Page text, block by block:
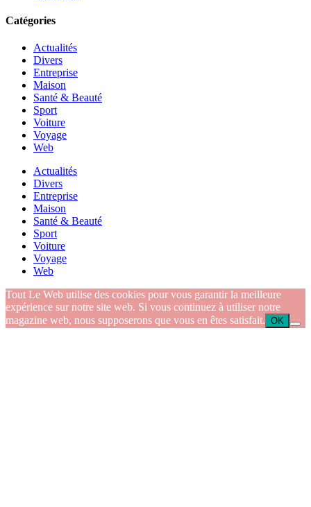
Catégories
Actualités
Divers
Entreprise
Maison
Santé & Beauté
Sport
Voiture
Voyage
Web
Actualités
Divers
Entreprise
Maison
Santé & Beauté
Sport
Voiture
Voyage
Web
Tout Le Web utilise des cookies pour vous garantir la meilleure
expérience sur notre site web. Si vous continuez à utiliser notre
magazine web, nous supposerons que vous en êtes satisfait. OK